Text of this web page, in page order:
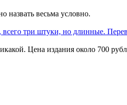
весьма условно.
три штуки, но длинные.
Цена издания около 700